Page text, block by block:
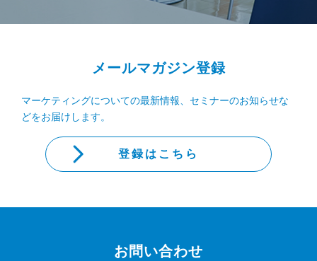
メールマガジン登録
マーケティングについての最新情報、セミナーのお知らせな
どをお届けします。
登録はこちら
お問い合わせ